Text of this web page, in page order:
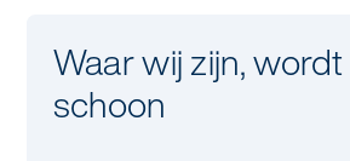
Waar wij zijn,
schoon
Op ons mag je
Wij werken voor én